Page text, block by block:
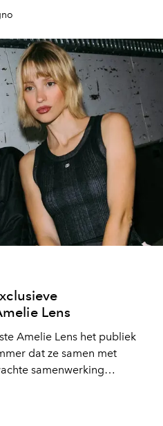
is dan een overvloed
Lens
Amelie Lens het publiek
dat ze samen met
samenwerking
die de Belgische
steeds nadrukkelijker